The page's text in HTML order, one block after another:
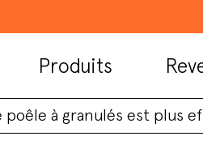
Produits
poêle à granulés est plus